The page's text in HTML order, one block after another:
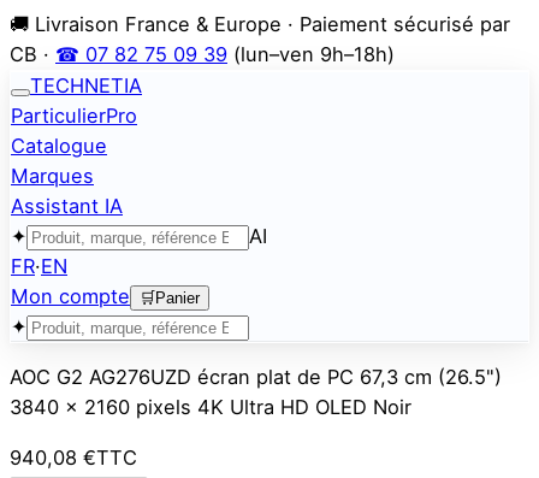
🚚 Livraison France & Europe · Paiement sécurisé par
CB · ☎ 07 82 75 09 39 (lun–ven 9h–18h)
TECHNETIA
ParticulierPro
Catalogue
Marques
Assistant IA
✦
AI
FR·EN
Mon compte
🛒 Panier
✦
AOC G2 AG276UZD écran plat de PC 67,3 cm (26.5")
3840 x 2160 pixels 4K Ultra HD OLED Noir
940,08 €TTC